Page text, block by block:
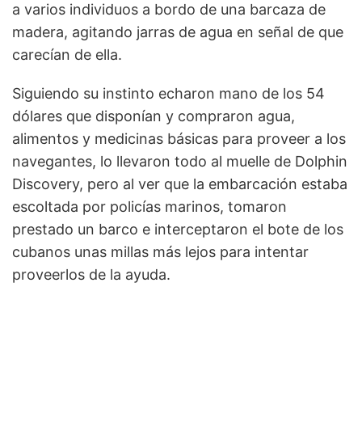
a varios individuos a bordo de una barcaza de
madera, agitando jarras de agua en señal de que
carecían de ella.
Siguiendo su instinto echaron mano de los 54
dólares que disponían y compraron agua,
alimentos y medicinas básicas para proveer a los
navegantes, lo llevaron todo al muelle de Dolphin
Discovery, pero al ver que la embarcación estaba
escoltada por policías marinos, tomaron
prestado un barco e interceptaron el bote de los
cubanos unas millas más lejos para intentar
proveerlos de la ayuda.